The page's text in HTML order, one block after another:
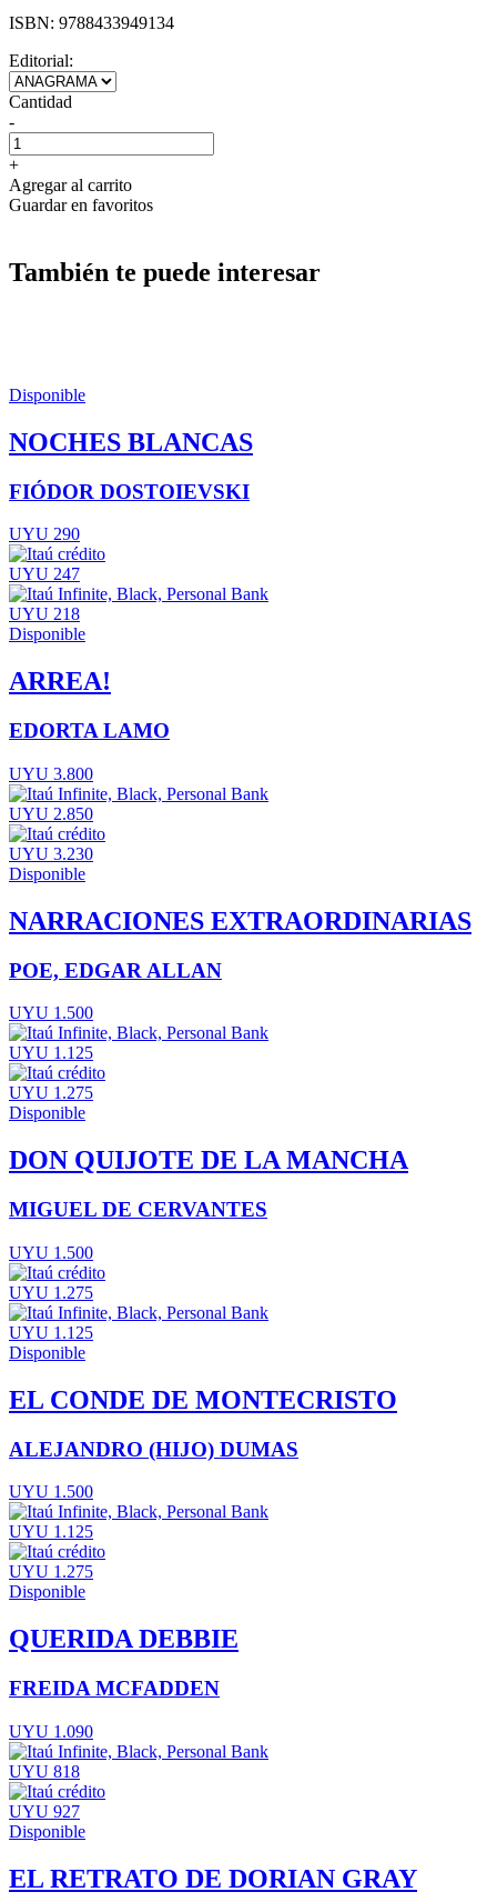
ISBN: 9788433949134
Editorial:
Cantidad
-
+
Agregar al carrito
Guardar en favoritos
También te puede interesar
Disponible
NOCHES BLANCAS
FIÓDOR DOSTOIEVSKI
UYU 290
UYU 247
UYU 218
Disponible
ARREA!
EDORTA LAMO
UYU 3.800
UYU 2.850
UYU 3.230
Disponible
NARRACIONES EXTRAORDINARIAS
POE, EDGAR ALLAN
UYU 1.500
UYU 1.125
UYU 1.275
Disponible
DON QUIJOTE DE LA MANCHA
MIGUEL DE CERVANTES
UYU 1.500
UYU 1.275
UYU 1.125
Disponible
EL CONDE DE MONTECRISTO
ALEJANDRO (HIJO) DUMAS
UYU 1.500
UYU 1.125
UYU 1.275
Disponible
QUERIDA DEBBIE
FREIDA MCFADDEN
UYU 1.090
UYU 818
UYU 927
Disponible
EL RETRATO DE DORIAN GRAY